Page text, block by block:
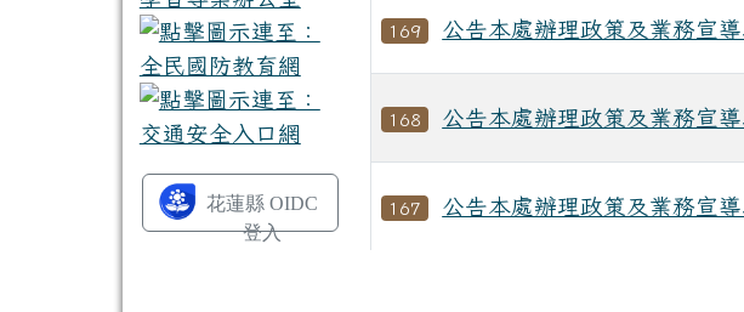
花蓮縣 OIDC
登入
169 公告本處辦理政策及業務宣
168 公告本處辦理政策及業務宣
167 公告本處辦理政策及業務宣